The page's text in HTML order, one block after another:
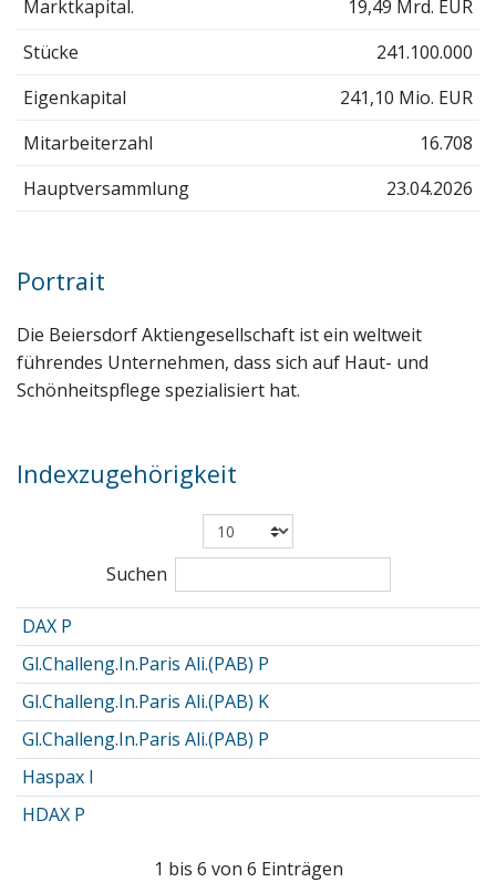
Marktkapital.
19,49 Mrd. EUR
Stücke
241.100.000
Eigenkapital
241,10 Mio. EUR
Mitarbeiterzahl
16.708
Hauptversammlung
23.04.2026
Portrait
Die Beiersdorf Aktiengesellschaft ist ein weltweit
führendes Unternehmen, dass sich auf Haut- und
Schönheitspflege spezialisiert hat.
Indexzugehörigkeit
Suchen
DAX P
Gl.Challeng.In.Paris Ali.(PAB) P
Gl.Challeng.In.Paris Ali.(PAB) K
Gl.Challeng.In.Paris Ali.(PAB) P
Haspax I
HDAX P
1 bis 6 von 6 Einträgen